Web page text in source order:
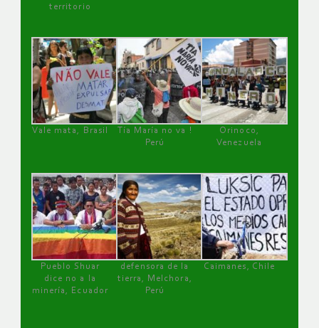
territorio
Vale mata, Brasil
Tía María no va !
Perú
Orinoco,
Venezuela
Pueblo Shuar
dice no a la
minería, Ecuador
defensora de la
tierra, Melchora,
Perú
Caimanes, Chile